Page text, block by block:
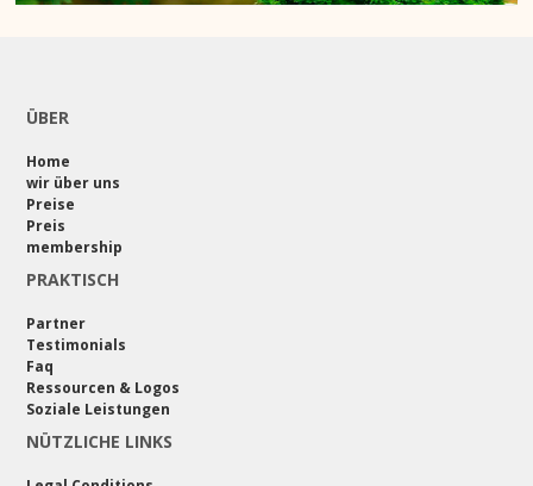
ÜBER
Home
wir über uns
Preise
Preis
membership
PRAKTISCH
Partner
Testimonials
Faq
Ressourcen & Logos
Soziale Leistungen
NÜTZLICHE LINKS